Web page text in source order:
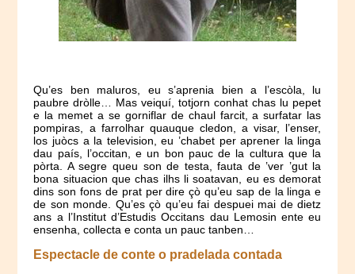
Qu’es ben maluros, eu s’aprenia bien a l’escòla, lu
paubre dròlle… Mas veiquí, totjorn conhat chas lu pepet
e la memet a se gorniflar de chaul farcit, a surfatar las
pompiras, a farrolhar quauque cledon, a visar, l’enser,
los juòcs a la television, eu ’chabet per aprener la linga
dau país, l’occitan, e un bon pauc de la cultura que la
pòrta. A segre queu son de testa, fauta de ’ver ’gut la
bona situacion que chas ilhs li soatavan, eu es demorat
dins son fons de prat per dire çò qu’eu sap de la linga e
de son monde. Qu’es çò qu’eu fai despuei mai de dietz
ans a l’Institut d’Estudis Occitans dau Lemosin ente eu
ensenha, collecta e conta un pauc tanben…
Espectacle de conte o pradelada contada